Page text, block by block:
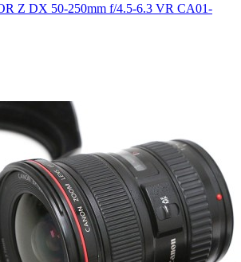
Z DX 50-250mm f/4.5-6.3 VR CA01-